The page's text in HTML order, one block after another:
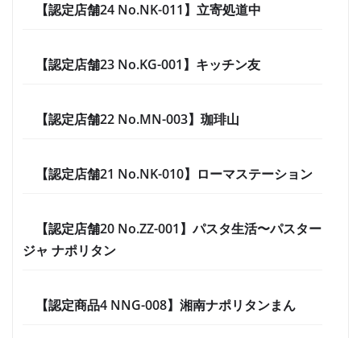
【認定店舗24 No.NK-011】立寄処道中
【認定店舗23 No.KG-001】キッチン友
【認定店舗22 No.MN-003】珈琲山
【認定店舗21 No.NK-010】ローマステーション
【認定店舗20 No.ZZ-001】パスタ生活〜パスター
ジャ ナポリタン
【認定商品4 NNG-008】湘南ナポリタンまん